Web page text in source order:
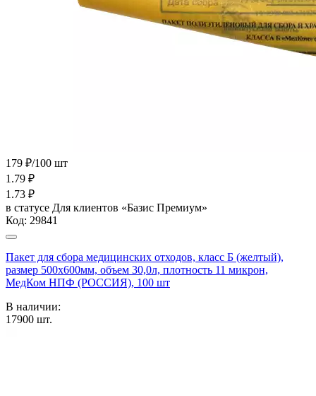
179 ₽/100 шт
1.79 ₽
1.73 ₽
в статусе Для клиентов «Базис Премиум»
Код: 29841
Пакет для сбора медицинских отходов, класс Б (желтый),
размер 500х600мм, объем 30,0л, плотность 11 микрон,
МедКом НПФ (РОССИЯ), 100 шт
В наличии:
17900 шт.